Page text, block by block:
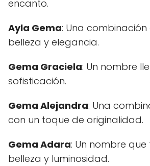
encanto.
Ayla Gema: Una
belleza y elegancia.
Gema Graciela: Un nombre
sofisticación.
Gema Alejandra: Una
con un toque de originalidad.
Gema Adara: Un nombre
belleza y luminosidad.